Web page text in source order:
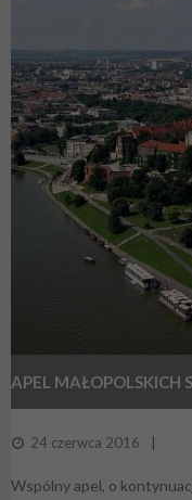
APEL MAŁOPOLSKICH
24 czerwca 2016
Wspólny apel, o